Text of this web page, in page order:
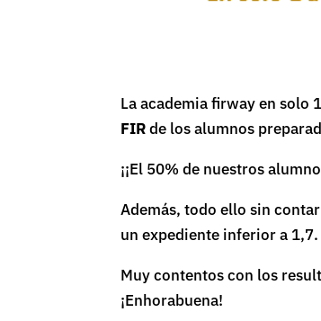
La academia firway en solo
FIRde los alumnos
¡¡El 50% de nuestros
Además, todo ello sin
un expediente inferior a 1,7.
Muy contentos con los
¡Enhorabuena!